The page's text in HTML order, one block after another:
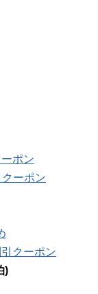
ポン
ーポン
クーポン
)